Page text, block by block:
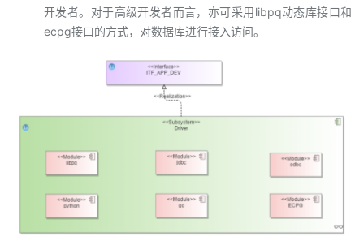
开发者。对于高级开发者而言，亦可采用libpq动态库接口和
ecpg接口的方式，对数据库进行接入访问。